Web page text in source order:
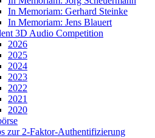
In Memoriam: Gerhard Steinke
In Memoriam: Jens Blauert
3D Audio Competition
2026
2025
2024
2023
2022
2021
2020
zur 2-Faktor-Authentifizierung